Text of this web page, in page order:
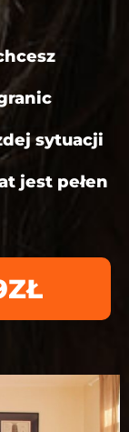
sytuacji
jest pełen